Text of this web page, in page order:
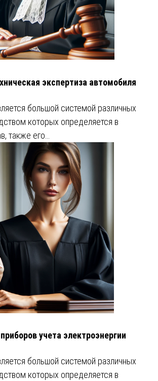
экспертиза автомобиля
большой системой различных
которых определяется в
также его…
учета электроэнергии
большой системой различных
которых определяется в